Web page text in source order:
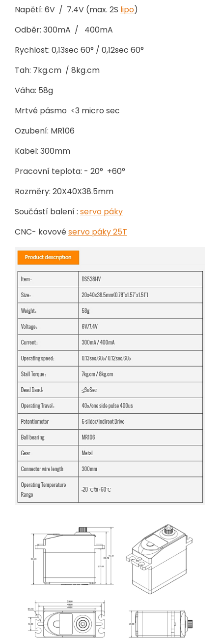
Napětí: 6V / 7.4V (max. 2S lipo)
Odběr: 300mA / 400mA
Rychlost: 0,13sec 60° / 0,12sec 60°
Tah: 7kg.cm / 8kg.cm
Váha: 58g
Mrtvé pásmo <3 micro sec
Ozubení: MR106
Kabel: 300mm
Pracovní teplota: - 20° +60°
Rozměry: 20X40X38.5mm
Součástí balení : servo páky
CNC- kovovéservo páky 25T